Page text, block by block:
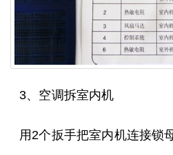
3、空调拆室内机
用2个扳手把室内机连接锁